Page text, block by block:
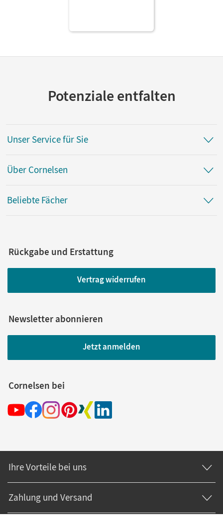
Potenziale entfalten
Unser Service für Sie
Über Cornelsen
Beliebte Fächer
Rückgabe und Erstattung
Vertrag widerrufen
Newsletter abonnieren
Jetzt anmelden
Cornelsen bei
Ihre Vorteile bei uns
Zahlung und Versand